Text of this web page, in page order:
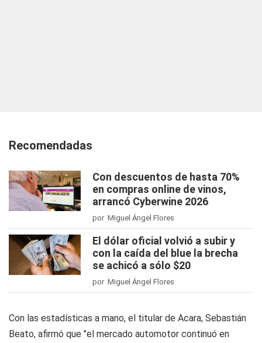
Recomendadas
Con descuentos de hasta 70%
en compras online de vinos,
arrancó Cyberwine 2026
por Miguel Ángel Flores
El dólar oficial volvió a subir y
con la caída del blue la brecha
se achicó a sólo $20
por Miguel Ángel Flores
Con las estadísticas a mano, el titular de Acara, Sebastián
Beato, afirmó que "el mercado automotor continuó en